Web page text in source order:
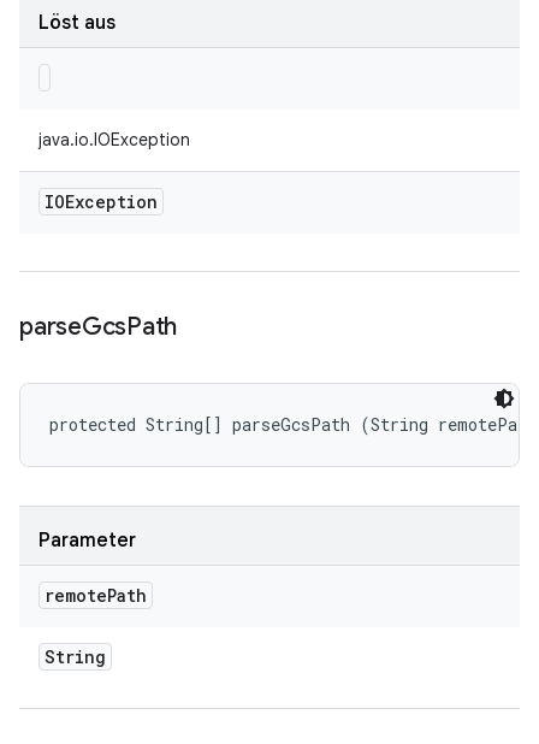
Löst aus
java.io.IOException
IOException
parseGcsPath
protected String[] parseGcsPath (String
Parameter
remotePath
String